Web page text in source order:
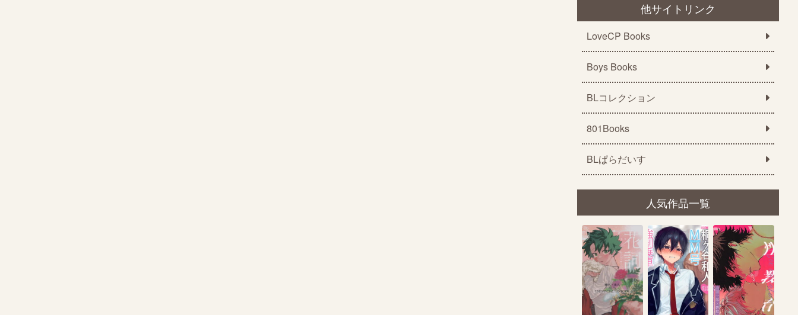
他サイトリンク
LoveCP Books
Boys Books
BLコレクション
801Books
BLぱらだいす
人気作品一覧